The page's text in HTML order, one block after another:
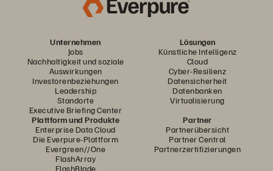
Unternehmen
Jobs
Nachhaltigkeit und soziale
Auswirkungen
Investorenbeziehungen
Leadership
Standorte
Executive Briefing Center
Lösungen
Künstliche Intelligenz
Cloud
Cyber-Resilienz
Datensicherheit
Datenbanken
Virtualisierung
Plattform und Produkte
Enterprise Data Cloud
Die Everpure-Plattform
Evergreen//One
FlashArray
FlashBlade
Partner
Partnerübersicht
Partner Central
Partnerzertifizierungen